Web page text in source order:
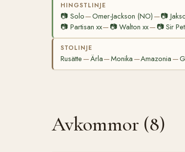
HINGSTLINJE
📷 Solo—Omer-Jackson (NO) —📷
📷 Partisan xx— 📷Walton xx— 📷 Sir
STOLINJE
Rusätte —Ärla—Monika —Amazonia —
Avkommor (8)